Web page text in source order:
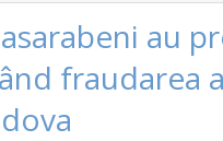
au
fraudarea